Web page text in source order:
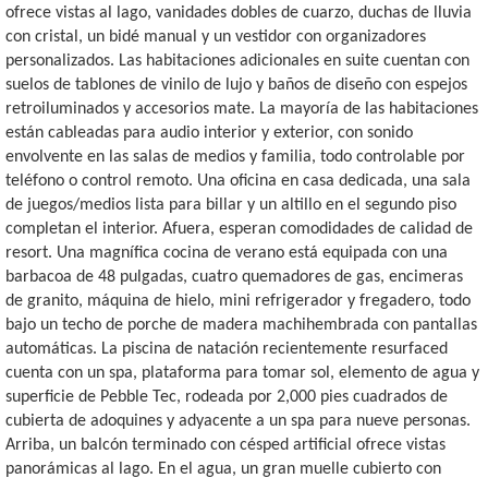
ofrece vistas al lago, vanidades dobles de cuarzo, duchas de lluvia
con cristal, un bidé manual y un vestidor con organizadores
personalizados. Las habitaciones adicionales en suite cuentan con
suelos de tablones de vinilo de lujo y baños de diseño con espejos
retroiluminados y accesorios mate. La mayoría de las habitaciones
están cableadas para audio interior y exterior, con sonido
envolvente en las salas de medios y familia, todo controlable por
teléfono o control remoto. Una oficina en casa dedicada, una sala
de juegos/medios lista para billar y un altillo en el segundo piso
completan el interior. Afuera, esperan comodidades de calidad de
resort. Una magnífica cocina de verano está equipada con una
barbacoa de 48 pulgadas, cuatro quemadores de gas, encimeras
de granito, máquina de hielo, mini refrigerador y fregadero, todo
bajo un techo de porche de madera machihembrada con pantallas
automáticas. La piscina de natación recientemente resurfaced
cuenta con un spa, plataforma para tomar sol, elemento de agua y
superficie de Pebble Tec, rodeada por 2,000 pies cuadrados de
cubierta de adoquines y adyacente a un spa para nueve personas.
Arriba, un balcón terminado con césped artificial ofrece vistas
panorámicas al lago. En el agua, un gran muelle cubierto con